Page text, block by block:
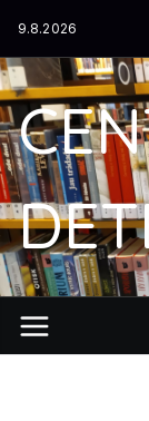
obsah
9.8.2026